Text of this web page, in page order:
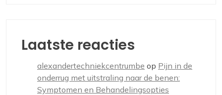
Laatste reacties
alexandertechniekcentrumbe op Pijn in de
onderrug met uitstraling naar de benen:
Symptomen en Behandelingsopties